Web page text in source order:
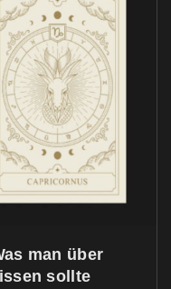
man über
sollte